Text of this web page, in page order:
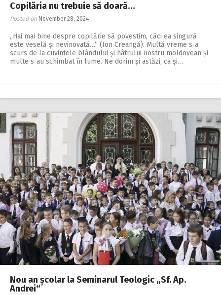
Copilăria nu trebuie să doară…
Posted on November 28, 2024
„Hai mai bine despre copilărie să povestim, căci ea singură
este veselă și nevinovată…“ (Ion Creangă). Multă vreme s‑a
scurs de la cuvintele blândului și hâtrului nostru moldovean și
multe s‑au schimbat în lume. Ne dorim și astăzi, ca și…
Nou an școlar la Seminarul Teologic „Sf. Ap.
Andrei“